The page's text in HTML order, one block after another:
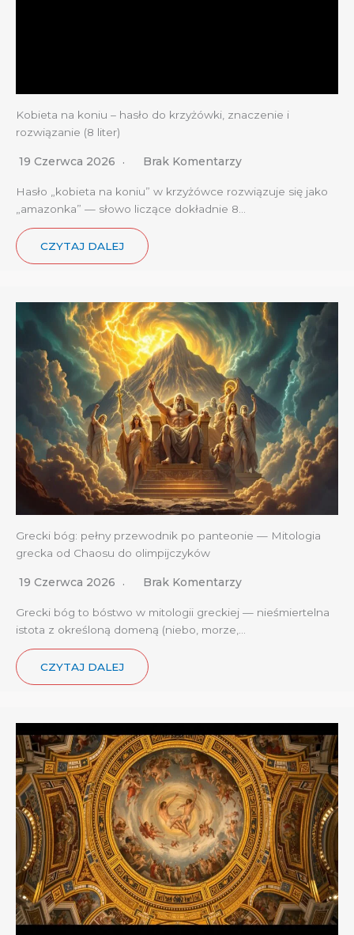
Kobieta na koniu – hasło do krzyżówki, znaczenie i
rozwiązanie (8 liter)
19 Czerwca 2026 Brak Komentarzy
Hasło „kobieta na koniu” w krzyżówce rozwiązuje się jako
„amazonka” — słowo liczące dokładnie 8…
CZYTAJ DALEJ
Grecki bóg: pełny przewodnik po panteonie — Mitologia
grecka od Chaosu do olimpijczyków
19 Czerwca 2026 Brak Komentarzy
Grecki bóg to bóstwo w mitologii greckiej — nieśmiertelna
istota z określoną domeną (niebo, morze,…
CZYTAJ DALEJ